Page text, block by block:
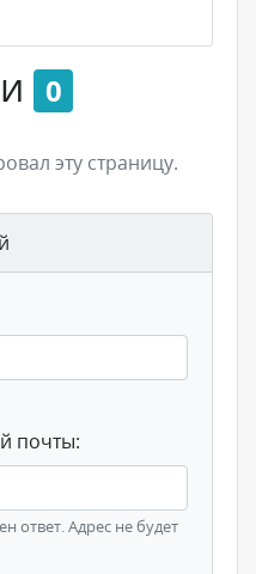
0
эту страницу.
почты:
ответ. Адрес не будет